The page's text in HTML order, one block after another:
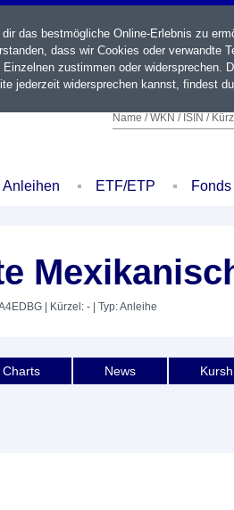
Name / WKN / ISIN /
Anleihen ETF/ETP Fonds
| Kürzel: - | Typ: Anleihe
Charts News
das bestmögliche Online-Erlebnis zu
dass wir Cookies oder verwandte
zustimmen oder widersprechen.
jederzeit widersprechen kannst, findest